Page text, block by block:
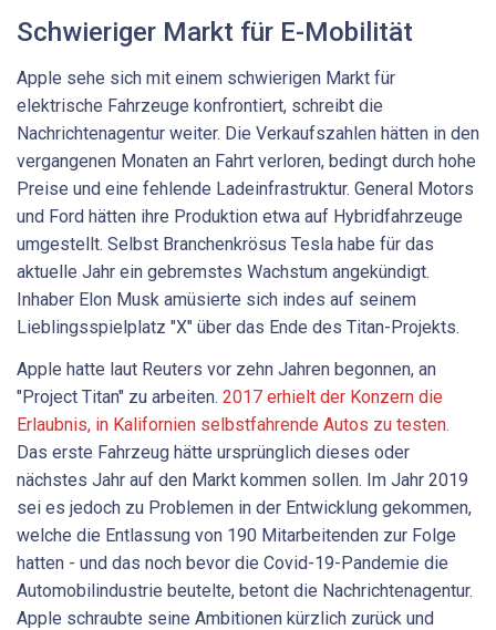
Schwieriger Markt für E-Mobilität
Apple sehe sich mit einem schwierigen Markt für
elektrische Fahrzeuge konfrontiert, schreibt die
Nachrichtenagentur weiter. Die Verkaufszahlen hätten in den
vergangenen Monaten an Fahrt verloren, bedingt durch hohe
Preise und eine fehlende Ladeinfrastruktur. General Motors
und Ford hätten ihre Produktion etwa auf Hybridfahrzeuge
umgestellt. Selbst Branchenkrösus Tesla habe für das
aktuelle Jahr ein gebremstes Wachstum angekündigt.
Inhaber Elon Musk amüsierte sich indes auf seinem
Lieblingsspielplatz "X" über das Ende des Titan-Projekts.
Apple hatte laut Reuters vor zehn Jahren begonnen, an
"Project Titan" zu arbeiten. 2017 erhielt der Konzern die
Erlaubnis, in Kalifornien selbstfahrende Autos zu testen.
Das erste Fahrzeug hätte ursprünglich dieses oder
nächstes Jahr auf den Markt kommen sollen. Im Jahr 2019
sei es jedoch zu Problemen in der Entwicklung gekommen,
welche die Entlassung von 190 Mitarbeitenden zur Folge
hatten - und das noch bevor die Covid-19-Pandemie die
Automobilindustrie beutelte, betont die Nachrichtenagentur.
Apple schraubte seine Ambitionen kürzlich zurück und